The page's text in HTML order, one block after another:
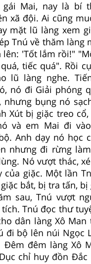
gái Mai, nay là bí
xã đội. Ai cũng
mặt lũ làng xem
Tnú về thăm làng
lên: 'Tốt lắm rồi!"
tiếc quá". Rồi
lũ làng nghe.
nó đi Giải phóng
nhưng bụng nó
Xút bị giặc treo
và em Mai đi
Anh dạy nó học
nhưng đi rừng
Nó vượt thác,
của giặc. Một lần
bắt, bị tra tấn, bị
sau, Tnú vượt
Tnú đọc thư
dân làng Xô
đi bộ lên núi Ngọc
Đêm đêm làng Xô
chỉ huy đồn